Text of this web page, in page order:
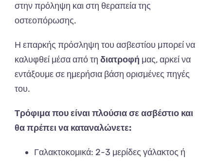
στην πρόληψη και στη θεραπεία της
οστεοπόρωσης.
Η επαρκής πρόσληψη του ασβεστίου μπορεί να
καλυφθεί μέσα από τη διατροφή μας, αρκεί να
εντάξουμε σε ημερήσια βάση ορισμένες πηγές
του.
Τρόφιμα που είναι πλούσια σε ασβέστιο και
θα πρέπει να καταναλώνετε:
Γαλακτοκομικά: 2-3 μερίδες γάλακτος ή